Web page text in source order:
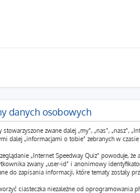
danych osobowych
zwane dalej „my”, „nas”, „nasz”,
dalej „informacjami o tobie” zebranych w
„Internet Speedway Quiz” powoduje,
zwany „user-id” i anonimowy
do zapisania informacji, które tematy zostały
ciasteczka niezależne od